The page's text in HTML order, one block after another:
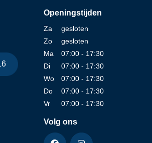
Openingstijden
Za
gesloten
Zo
gesloten
Ma
07:00 - 17:30
Di
07:00 - 17:30
Wo
07:00 - 17:30
Do
07:00 - 17:30
Vr
07:00 - 17:30
Volg ons